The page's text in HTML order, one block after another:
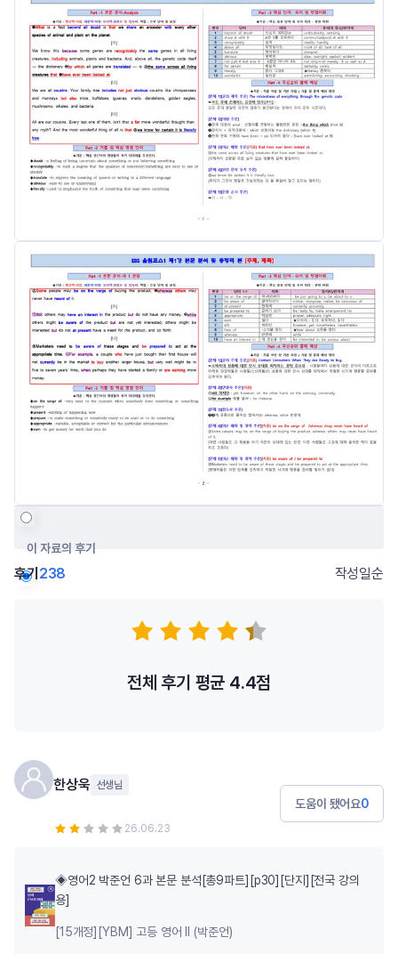
이 자료의 후기
후기 238 작성일순
전체 후기 평균 4.4점
한상욱 선생님
26.06.23
도움이 됐어요0
◈영어2 박준언 6과 본문 분석[총9파트][p30][단지][전국 강의
용]
[15개정][YBM] 고등 영어 Ⅱ (박준언)